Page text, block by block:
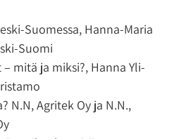
Suomessa, Hanna-Maria
Suomi
mitä ja miksi?, Hanna Yli-
N.N, Agritek Oy ja N.N.,